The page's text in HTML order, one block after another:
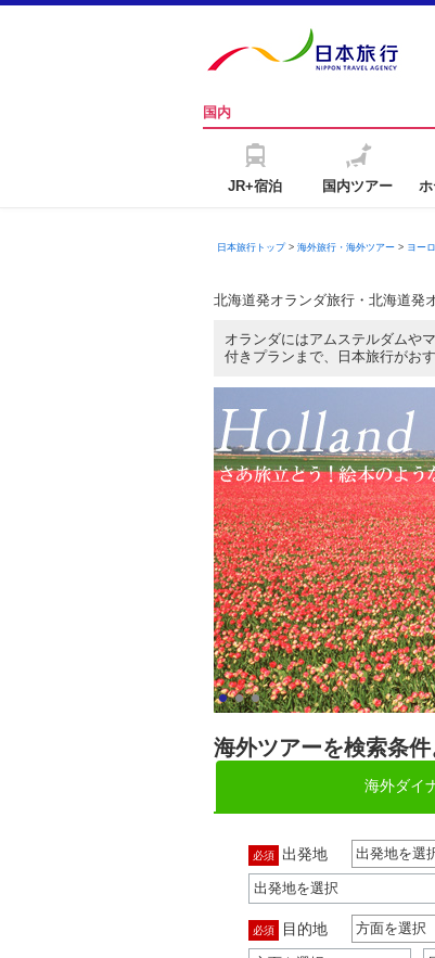
国内
JR+宿泊 国内ツアー
日本旅行トップ> 海外旅行・海外ツアー> ヨー
北海道発オランダ旅行・北海道発
オランダにはアムステルダムや
付きプランまで、日本旅行がお
海外ツアーを検索条
海外ダイ
必須 出発地 出発地を選
必須 目的地 方面を選択